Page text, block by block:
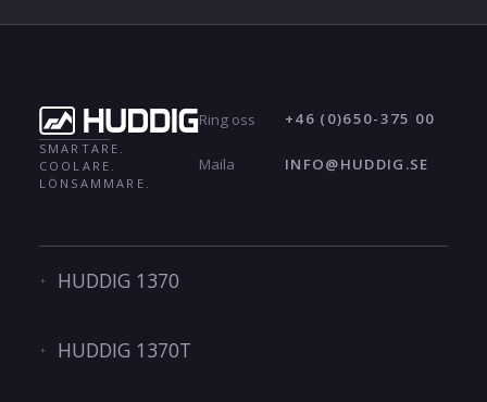
SMARTARE.
COOLARE.
LÖNSAMMARE.
Ring oss +46 (0)650-375 00
Maila INFO@HUDDIG.SE
HUDDIG 1370
HUDDIG 1370T